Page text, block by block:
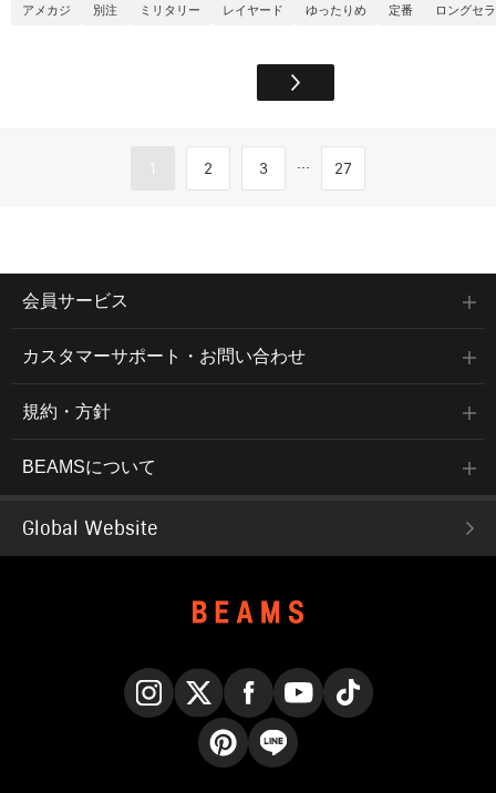
アメカジ 別注 ミリタリー レイヤード ゆったりめ 定番 ロングセ
1 2 3 ... 27
会員サービス
カスタマーサポート・お問い合わせ
規約・方針
BEAMSについて
Global Website